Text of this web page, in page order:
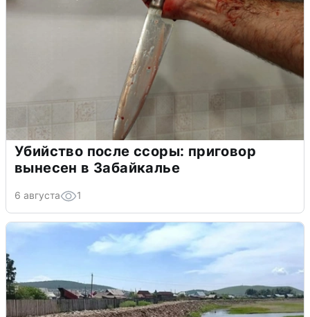
Убийство после ссоры: приговор
вынесен в Забайкалье
6 августа 1